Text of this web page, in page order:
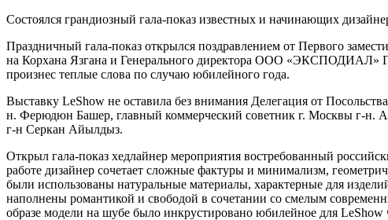
Состоялся грандиозный гала-показ известных и начинающих
Праздничный гала-показ открылся поздравлением от Первого
на Корхана Язгана и Генерального директора ООО «ЭКСПОДИАЛ»
произнес теплые слова по случаю юбилейного года.
Выставку LeShow не оставила без внимания Делегация от
н. Ферюдюн Башер, главный коммерческий советник г. Москвы г-н.
г-н Серкан Айылдыз.
Открыл гала-показ хедлайнер мероприятия востребованный
работе дизайнер сочетает сложные фактуры и минимализм,
были использованы натуральные материалы, характерные для
наполнены романтикой и свободой в сочетании со смелым
образе модели на шубе было инкрустировано юбилейное для LeShow